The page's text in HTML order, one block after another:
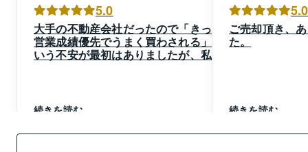
5.0
大手の不動産会社だったので「きっと
営業成績優先でうまく買わされる」と
いう不安が最初はありましたが、私た
に驚きました。
頂き大変ありがたく、とても良い形で
続きを読む
5.0
ご売却頂き、
た。
続きを読む